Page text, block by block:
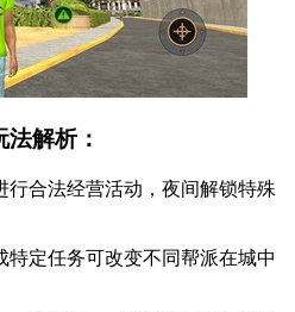
解析：
行合法经营活动，夜间解锁特殊
特定任务可改变不同帮派在城中